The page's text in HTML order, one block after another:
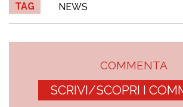
TAG NEWS
COMMENTA
SCRIVI/SCOPRI I